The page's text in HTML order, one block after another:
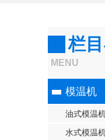
栏
MENU
模温机
油式模温
水式模温
注塑行业温控设备
注塑模温机广泛应
型控温，在注塑工